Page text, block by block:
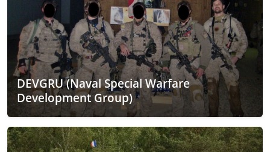
DEVGRU (Naval Special Warfare
Development Group)